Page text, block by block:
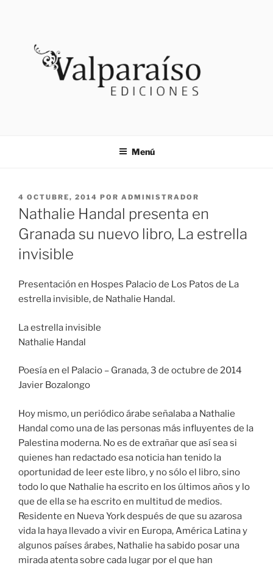
VALPARAISO EDICIONES
Menú
PUBLICADO
EL
4 OCTUBRE, 2014 POR ADMINISTRADOR
Nathalie Handal presenta en
Granada su nuevo libro, La estrella
invisible
Presentación en Hospes Palacio de Los Patos de La
estrella invisible, de Nathalie Handal.
La estrella invisible
Nathalie Handal
Poesía en el Palacio – Granada, 3 de octubre de 2014
Javier Bozalongo
Hoy mismo, un periódico árabe señalaba a Nathalie
Handal como una de las personas más influyentes de la
Palestina moderna. No es de extrañar que así sea si
quienes han redactado esa noticia han tenido la
oportunidad de leer este libro, y no sólo el libro, sino
todo lo que Nathalie ha escrito en los últimos años y lo
que de ella se ha escrito en multitud de medios.
Residente en Nueva York después de que su azarosa
vida la haya llevado a vivir en Europa, América Latina y
algunos países árabes, Nathalie ha sabido posar una
mirada atenta sobre cada lugar por el que han